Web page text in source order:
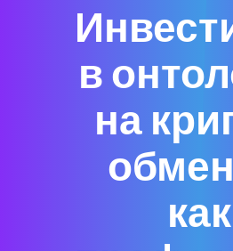
в
на
как